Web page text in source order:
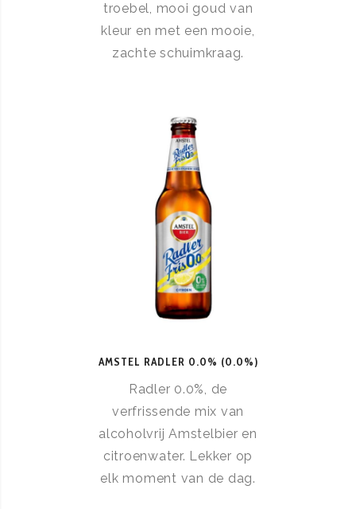
troebel, mooi goud van
kleur en met een mooie,
zachte schuimkraag.
AMSTEL RADLER 0.0% (0.0%)
Radler 0.0%, de
verfrissende mix van
alcoholvrij Amstelbier en
citroenwater. Lekker op
elk moment van de dag.